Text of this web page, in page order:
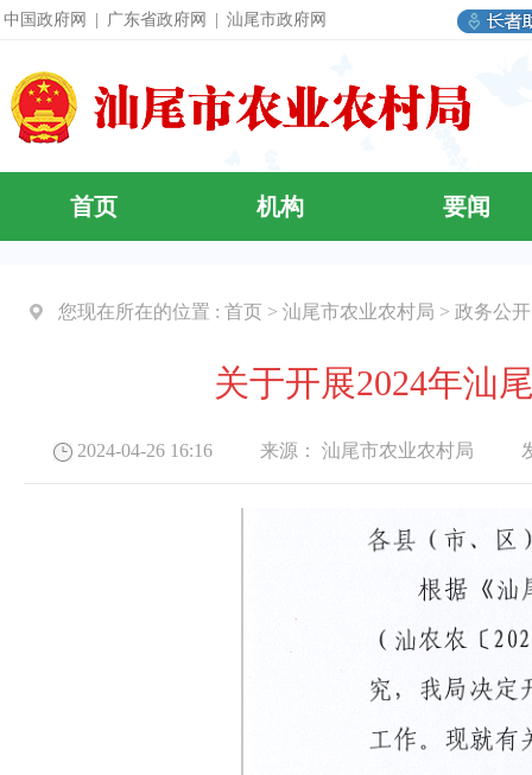
中国政府网 广东省政府网 汕尾市政府网
首页 机构 要闻
您现在所在的位置 : 首页 > 汕尾市农业农村局 > 政务公开
关于开展2024年汕
2024-04-26 16:16 来源： 汕尾市农业农村局 发